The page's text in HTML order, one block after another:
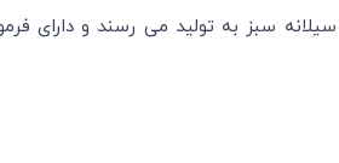
سبز به تولید می رسند و دارای